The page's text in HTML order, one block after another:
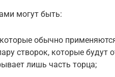
могут быть:
обычно
створок, которые будут
лишь часть торца;